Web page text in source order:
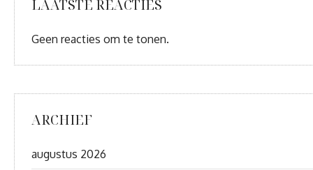
LAATSTE REACTIES
Geen reacties om te tonen.
ARCHIEF
augustus 2026